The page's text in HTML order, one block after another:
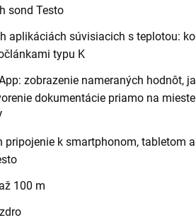
sond Testo
aplikáciách súvisiacich s teplotou:
typu K
zobrazenie nameraných hodnôt,
dokumentácie priamo na
pripojenie k smartphonom, tabletom
100 m